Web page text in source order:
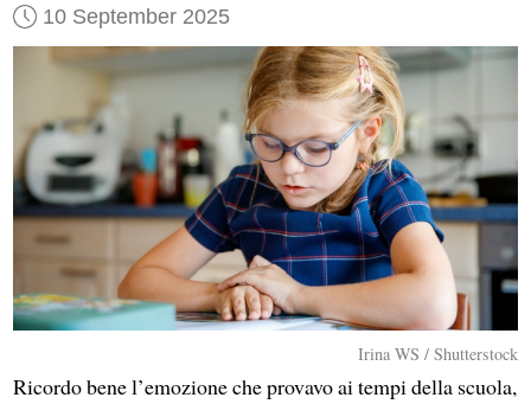
10 September 2025
Irina WS / Shutterstock
Ricordo bene l’emozione che provavo ai tempi della scuola,